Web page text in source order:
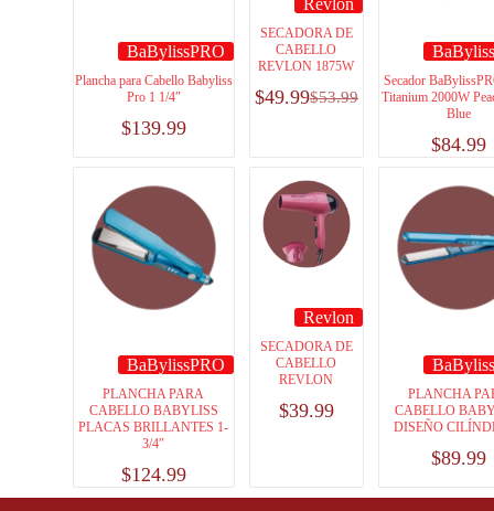
BaBylissPRO
Plancha para Cabello Babyliss
Pro 1 1/4″
$139.99
SECADORA DE
CABELLO
REVLON 1875W
$53.99
$49.99
Secador
Titanium 2000W
Blue
$84.99
BaBylissPRO
PLANCHA PARA
CABELLO BABYLISS
PLACAS BRILLANTES 1-
3/4″
$124.99
Revlon
SECADORA DE
CABELLO
REVLON
$39.99
PLANCHA
CABELLO
DISEÑO
$89.99